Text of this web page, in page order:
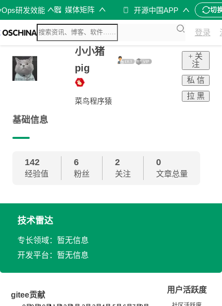
研发效能 媒体矩阵 开源中国APP 切
登录
小小猪
pig
菜鸟程序猿
+ 关
注
私 信
拉 黑
基础信息
142
经验值
6
粉丝
2
关注
0
文章总量
技术雷达
专长领域：暂无信息
开发平台：暂无信息
gitee贡献
用户活跃度